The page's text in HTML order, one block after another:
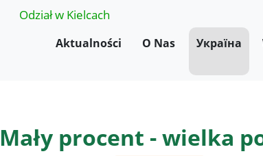
Odział w Kielcach
Aktualności O Nas Україна
Mały procent - wielka